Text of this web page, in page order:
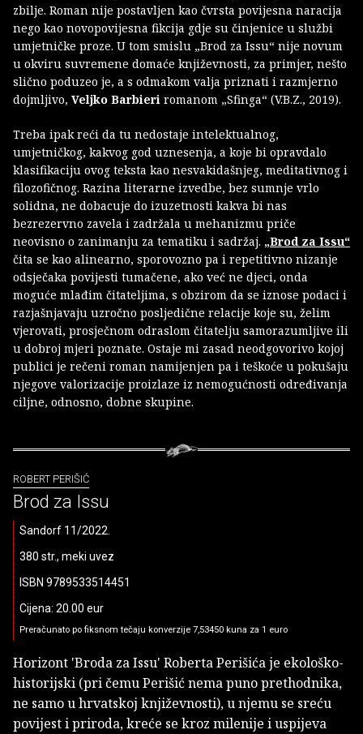
zbilje. Roman nije postavljen kao čvrsta povijesna naracija
nego kao novopovijesna fikcija gdje su činjenice u službi
umjetničke proze. U tom smislu „Brod za Issu“ nije novum
u okviru suvremene domaće književnosti, za primjer, nešto
slično poduzeo je, a s odmakom valja priznati i razmjerno
dojmljivo, Veljko Barbieri romanom „Sfinga“ (V.B.Z., 2019).
Treba ipak reći da tu nedostaje intelektualnog,
umjetničkog, kakvog god uznesenja, a koje bi opravdalo
klasifikaciju ovog teksta kao nesvakidašnjeg, meditativnog i
filozofičnog. Razina literarne izvedbe, bez sumnje vrlo
solidna, ne dobacuje do izuzetnosti kakva bi nas
bezrezervno zavela i zadržala u mehanizmu priče
neovisno o zanimanju za tematiku i sadržaj. „Brod za Issu“
čita se kao alinearno, sporovozno pa i repetitivno nizanje
odsječaka povijesti tumačene, ako već ne djeci, onda
moguće mlađim čitateljima, s obzirom da se iznose podaci i
razjašnjavaju uzročno posljedične relacije koje su, želim
vjerovati, prosječnom odraslom čitatelju samorazumljive ili
u dobroj mjeri poznate. Ostaje mi zasad neodgovorivo kojoj
publici je rečeni roman namijenjen pa i teškoće u pokušaju
njegove valorizacije proizlaze iz nemogućnosti određivanja
ciljne, odnosno, dobne skupine.
ROBERT PERIŠIĆ
Brod za Issu
Sandorf 11/2022.
380 str., meki uvez
ISBN 9789533514451
Cijena: 20.00 eur
Preračunato po fiksnom tečaju konverzije 7,53450 kuna za 1 euro
Horizont 'Broda za Issu' Roberta Perišića je ekološko-
historijski (pri čemu Perišić nema puno prethodnika,
ne samo u hrvatskoj književnosti), u njemu se sreću
povijest i priroda, kreće se kroz milenije i uspijeva